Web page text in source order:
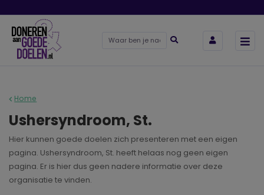
Home
Ushersyndroom, St.
Hier kunnen goede doelen zich presenteren met een eigen
pagina. Ushersyndroom, St. heeft helaas nog geen eigen
pagina. Er is hier dus geen nadere informatie over deze
organisatie te vinden.